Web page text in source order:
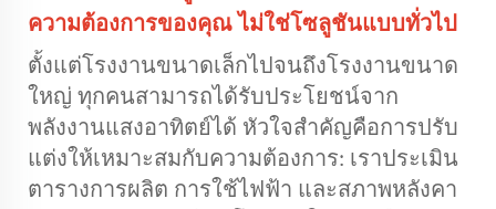
ความต้องการของคุณ ไม่ใช่โซลูชันแบบทั่วไป
ตั้งแต่โรงงานขนาดเล็กไปจนถึงโรงงานขนาด
ใหญ่ ทุกคนสามารถได้รับประโยชน์จาก
พลังงานแสงอาทิตย์ได้ หัวใจสำคัญคือการปรับ
แต่งให้เหมาะสมกับความต้องการ: เราประเมิน
ตารางการผลิต การใช้ไฟฟ้า และสภาพหลังคา